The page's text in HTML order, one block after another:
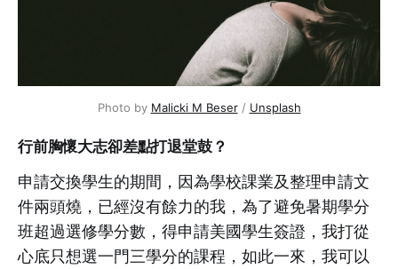
Photo by Malicki M Beser/ Unsplash
行前胸懷大志卻差點打退堂鼓？
申請交換學生的期間，因為學校課業及整理申請文
件兩頭燒，已經沒有餘力的我，為了避免暑期學分
班超過選修學分數，得申請美國學生簽證，我打從
心底只想選一門三學分的課程，如此一來，我可以